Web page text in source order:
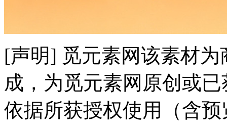
[声明] 觅元素网该素材
成，为觅元素网原创或
依据所获授权使用（含